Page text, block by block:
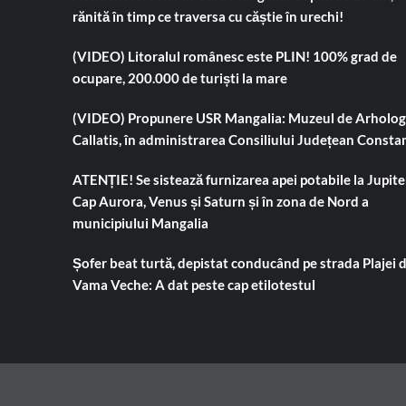
rănită în timp ce traversa cu căștie în urechi!
(VIDEO) Litoralul românesc este PLIN! 100% grad de
ocupare, 200.000 de turiști la mare
(VIDEO) Propunere USR Mangalia: Muzeul de
Callatis, în administrarea Consiliului Județean
ATENȚIE! Se sistează furnizarea apei potabile la
Cap Aurora, Venus și Saturn și în zona de Nord a
municipiului Mangalia
Șofer beat turtă, depistat conducând pe strada Plajei
Vama Veche: A dat peste cap etilotestul